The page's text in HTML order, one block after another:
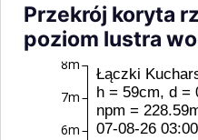
Przekrój koryta
poziom lustra
6m
7m
8m
Łączki
h = 59cm, d =
npm =
07-08-26 03:00